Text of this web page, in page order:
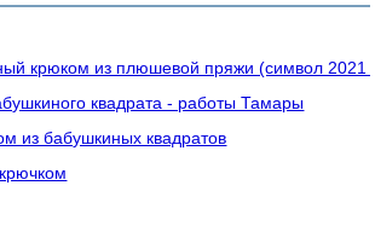
крюком из плюшевой пряжи (символ 2021
квадрата - работы Тамары
из бабушкиных квадратов